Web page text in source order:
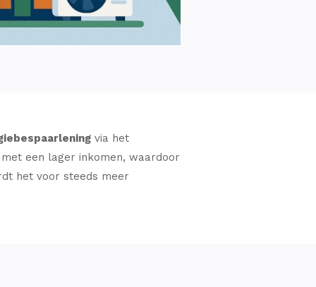
via het
een lager inkomen, waardoor
het voor steeds meer